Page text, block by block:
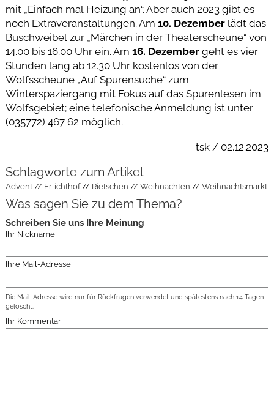
mit „Einfach mal Heizung an“. Aber auch 2023 gibt es
noch Extraveranstaltungen. Am 10. Dezemberlädt das
Buschweibel zur „Märchen in der Theaterscheune“ von
14.00 bis 16.00 Uhr ein. Am 16. Dezembergeht es vier
Stunden lang ab 12.30 Uhr kostenlos von der
Wolfsscheune „Auf Spurensuche“ zum
Winterspaziergang mit Fokus auf das Spurenlesen im
Wolfsgebiet; eine telefonische Anmeldung ist unter
(035772) 467 62 möglich.
tsk / 02.12.2023
Schlagworte zum Artikel
Advent Erlichthof Rietschen Weihnachten Weihnachtsmarkt
Was sagen Sie zu dem Thema?
Schreiben Sie uns Ihre Meinung
Ihr Nickname
Ihre Mail-Adresse
Die Mail-Adresse wird nur für Rückfragen verwendet und spätestens nach 14 Tagen
gelöscht.
Ihr Kommentar